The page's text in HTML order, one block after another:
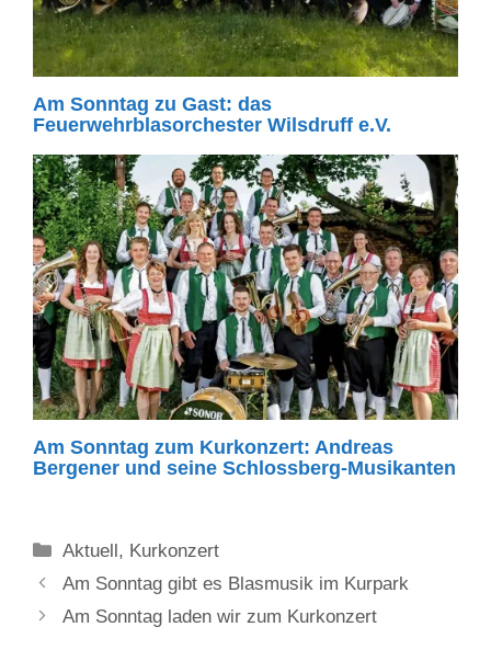
Am Sonntag zu Gast: das
Feuerwehrblasorchester Wilsdruff e.V.
Am Sonntag zum Kurkonzert: Andreas
Bergener und seine Schlossberg-Musikanten
Kategorien
Aktuell, Kurkonzert
Am Sonntag gibt es Blasmusik im Kurpark
Am Sonntag laden wir zum Kurkonzert